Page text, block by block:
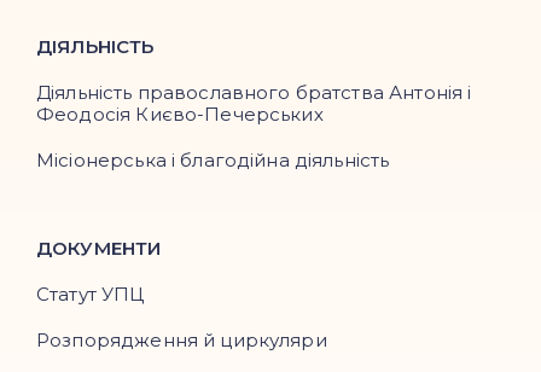
ДІЯЛЬНІСТЬ
Діяльність православного братства Антонія і
Феодосія Києво-Печерських
Місіонерська і благодійна діяльність
ДОКУМЕНТИ
Статут УПЦ
Розпорядження й циркуляри